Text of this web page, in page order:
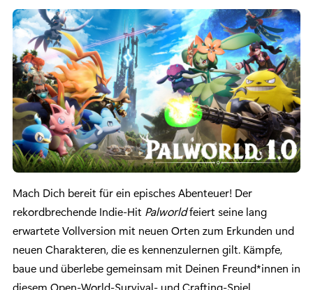
Mach Dich bereit für ein episches Abenteuer! Der
rekordbrechende Indie-Hit Palworldfeiert seine lang
erwartete Vollversion mit neuen Orten zum Erkunden und
neuen Charakteren, die es kennenzulernen gilt. Kämpfe,
baue und überlebe gemeinsam mit Deinen Freund*innen in